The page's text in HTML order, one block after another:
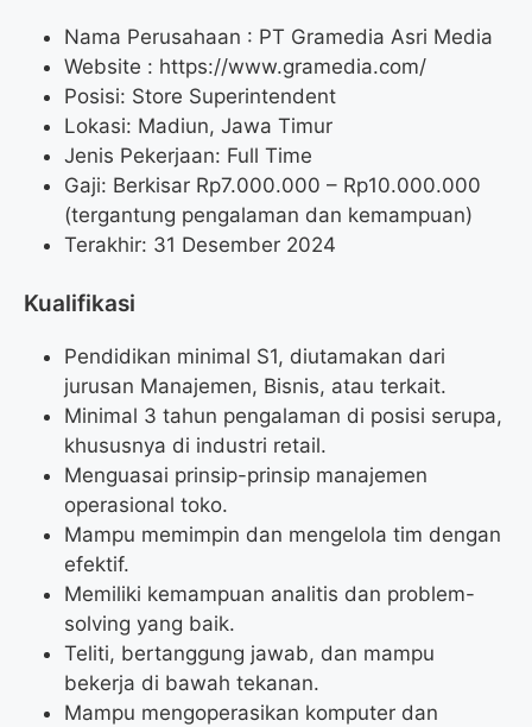
Nama Perusahaan : PT Gramedia Asri Media
Website : https://www.gramedia.com/
Posisi: Store Superintendent
Lokasi: Madiun, Jawa Timur
Jenis Pekerjaan: Full Time
Gaji: Berkisar Rp7.000.000 – Rp10.000.000
(tergantung pengalaman dan kemampuan)
Terakhir: 31 Desember 2024
Kualifikasi
Pendidikan minimal S1, diutamakan dari
jurusan Manajemen, Bisnis, atau terkait.
Minimal 3 tahun pengalaman di posisi serupa,
khususnya di industri retail.
Menguasai prinsip-prinsip manajemen
operasional toko.
Mampu memimpin dan mengelola tim dengan
efektif.
Memiliki kemampuan analitis dan problem-
solving yang baik.
Teliti, bertanggung jawab, dan mampu
bekerja di bawah tekanan.
Mampu mengoperasikan komputer dan